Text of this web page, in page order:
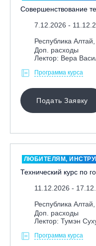
Республика
Республика
«Абзаково»
Самара, ГЛК «СОК»
Санкт-Петербург,
Сочи, ГК «Красная
Сочи, ГТЦ
Уфа,СШОР ПО
Челябинская обл.,
Чусовой, ГК
Южно-Сахалинск,
Совершенствование
7.12.2026 -
Республика
Доп. расходы
Лектор: Вера
Программа курса
Подать Заявку
ЛЮБИТЕЛЯМ,
Технический курс по
11.12.2026 -
Республика
Доп. расходы
Лектор: Тумэн
Программа курса